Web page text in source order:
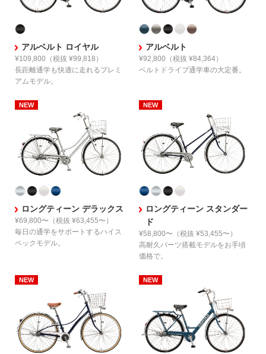
アルベルト ロイヤル
¥109,800 （税抜 ¥99,818）
長距離通学も快適に走れるプレミ
アムモデル。
アルベルト
¥92,800 （税抜 ¥84,364）
ベルトドライブ通学車の大定番。
ロングティーン デラックス
¥69,800〜 （税抜 ¥63,455〜）
毎日の通学をサポートするハイス
ペックモデル。
ロングティーン スタンダー
ド
¥58,800〜 （税抜 ¥53,455〜）
高耐久パーツ搭載モデルをお手頃
価格で。